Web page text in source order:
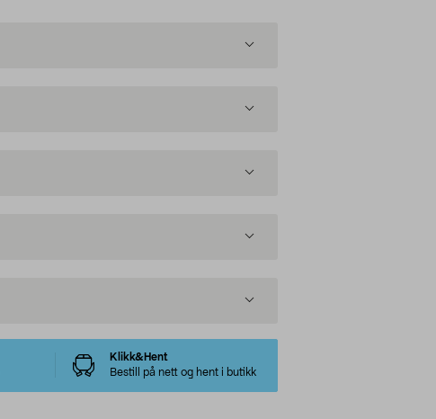
Klikk&Hent
Bestill på nett og hent i butikk